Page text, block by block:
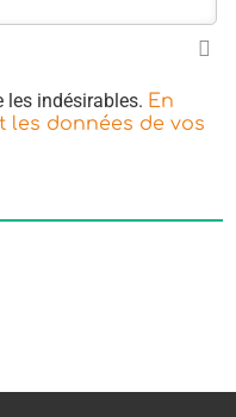
les indésirables. En
données de vos